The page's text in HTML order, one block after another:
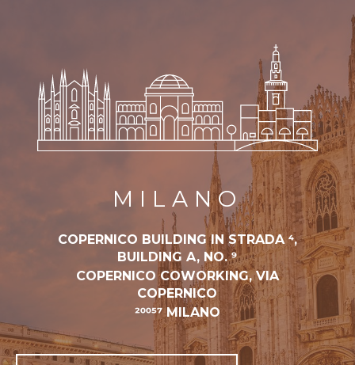
MILANO
COPERNICO BUILDING IN STRADA 4,
BUILDING A, NO. 9
COPERNICO COWORKING, VIA
COPERNICO
20057 MILANO